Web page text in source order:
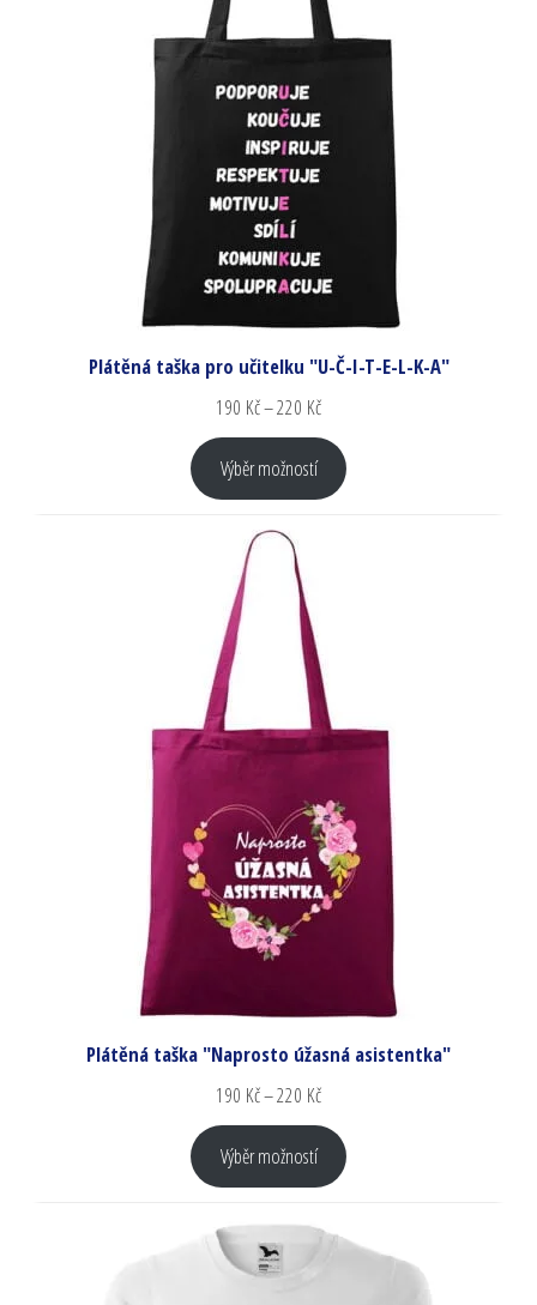
Plátěná taška pro učitelku "U-Č-I-T-E-L-K-A"
190 Kč–220 Kč
Výběr možností
Plátěná taška "Naprosto úžasná asistentka"
190 Kč–220 Kč
Výběr možností